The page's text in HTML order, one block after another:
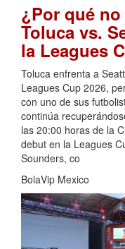
¿Por qué
Toluca vs.
la Leagues
Toluca enfrenta a
Leagues Cup 2026,
con uno de sus
continúa
las 20:00 horas de la
debut en la Leagues
Sounders, co
BolaVip Mexico